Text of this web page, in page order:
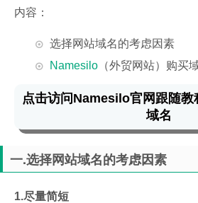
内容：
选择网站域名的考虑因素
Namesilo （外贸网站）购买
点击访问Namesilo官网跟随教
域名
一.选择网站域名的考虑因素
1.尽量简短